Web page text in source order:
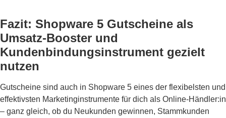
Fazit: Shopware 5 Gutscheine als
Umsatz-Booster und
Kundenbindungsinstrument gezielt
nutzen
Gutscheine sind auch in Shopware 5 eines der flexibelsten und
effektivsten Marketinginstrumente für dich als Online-Händler:in
– ganz gleich, ob du Neukunden gewinnen, Stammkunden